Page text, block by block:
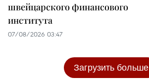
швейцарского финансового
института
07/08/2026 03:47
Загрузить больше